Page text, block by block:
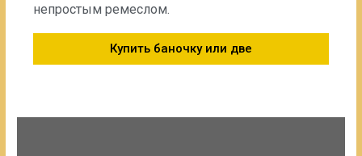
непростым ремеслом.
Купить баночку или две